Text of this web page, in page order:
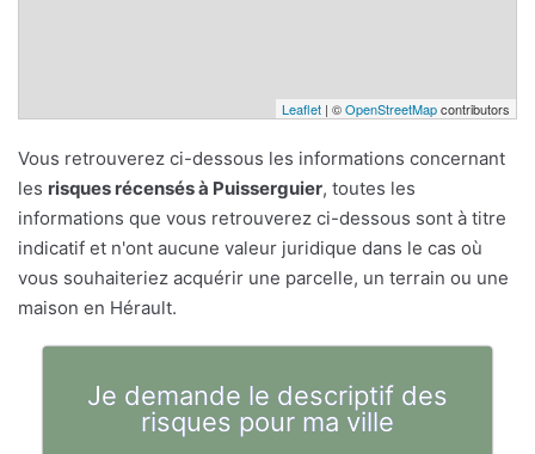
Leaflet | ©OpenStreetMapcontributors
Vous retrouverez ci-dessous les informations concernant
les risques récensés à Puisserguier, toutes les
informations que vous retrouverez ci-dessous sont à titre
indicatif et n'ont aucune valeur juridique dans le cas où
vous souhaiteriez acquérir une parcelle, un terrain ou une
maison en Hérault.
Je demande le descriptif des
risques pour ma ville